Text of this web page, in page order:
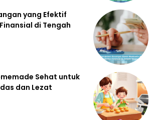
yang Efektif
di Tengah
Sehat untuk
dan Lezat